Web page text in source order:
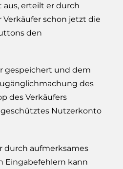
aus, erteilt er durch
schon jetzt die
den
gespeichert und dem
des
des Verkäufers
Nutzerkonto
durch aufmerksames
Eingabefehlern kann